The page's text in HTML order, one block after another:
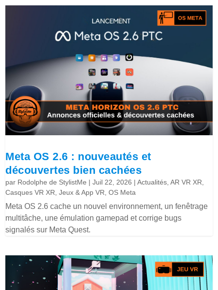
Meta OS 2.6 : nouveautés et
découvertes bien cachées
par Rodolphe de StylistMe |Juil 22, 2026 |Actualités ,AR VR XR
Casques VR XR ,Jeux & App VR ,OS Meta
Meta OS 2.6 cache un nouvel environnement, un fenêtrage
multitâche, une émulation gamepad et corrige bugs
signalés sur Meta Quest.